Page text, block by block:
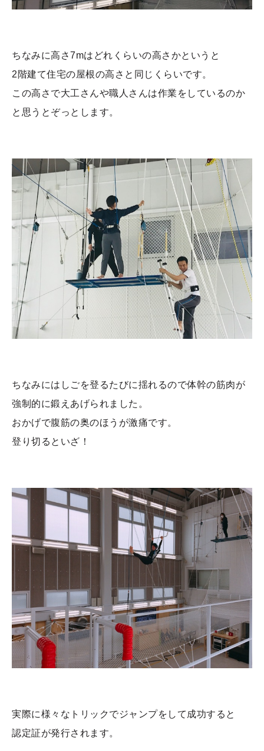
ちなみに高さ7mはどれくらいの高さかというと
2階建て住宅の屋根の高さと同じくらいです。
この高さで大工さんや職人さんは作業をしているのか
と思うとぞっとします。
ちなみにはしごを登るたびに揺れるので体幹の筋肉が
強制的に鍛えあげられました。
おかげで腹筋の奥のほうが激痛です。
登り切るといざ！
実際に様々なトリックでジャンプをして成功すると
認定証が発行されます。